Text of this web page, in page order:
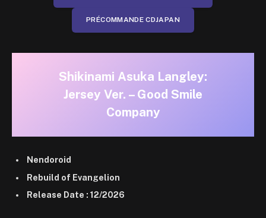
PRÉCOMMANDE CDJAPAN
Shikinami Asuka Langley:
Jersey Ver. – Good Smile
Company
Nendoroid
Rebuild of Evangelion
Release Date : 12/2026